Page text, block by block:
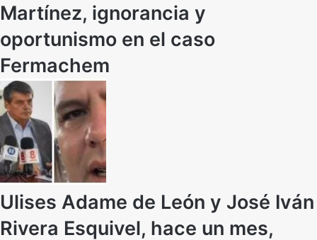
Martínez, ignorancia y
oportunismo en el caso
Fermachem
Ulises Adame de León y José Iván
Rivera Esquivel, hace un mes,